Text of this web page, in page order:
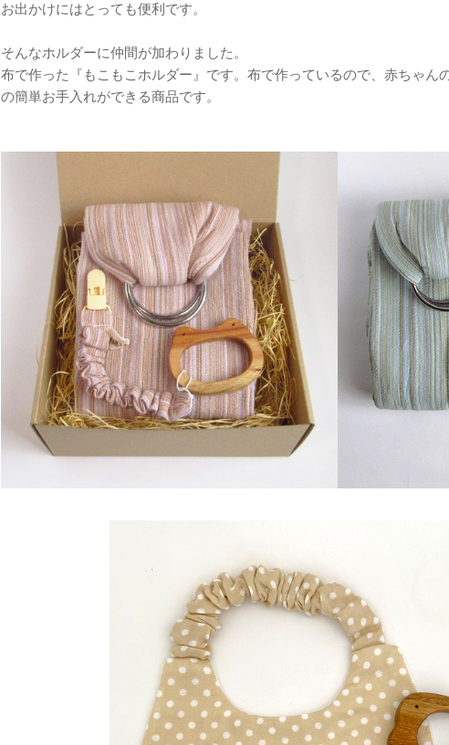
お出かけにはとっても便利です。
そんなホルダーに仲間が加わりました。
布で作った『もこもこホルダー』です。布で作っているので、赤ちゃん
の簡単お手入れができる商品です。